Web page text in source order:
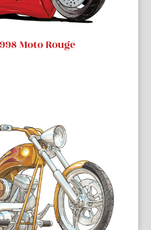
Moto Rouge